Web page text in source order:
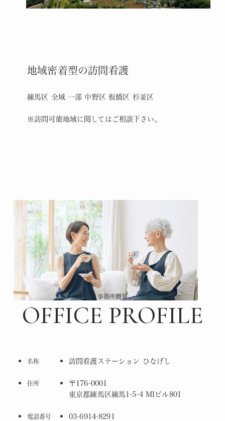
地域密着型の訪問看護
練馬区 全域 一部 中野区 板橋区 杉並区
※訪問可能地域に関してはご相談下さい。
事務所概要
OFFICE PROFILE
名称 訪問看護ステーション ひなげし
住所
〒176-0001
東京都練馬区練馬1-5-4 MIビル801
電話番号 03-6914-8291